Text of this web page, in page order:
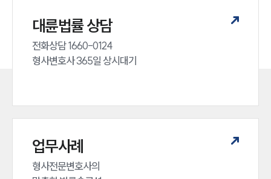
대륜법률 상담
전화상담 1660-0124
형사변호사 365일 상시대기
업무사례
형사전문변호사의